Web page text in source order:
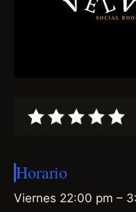
Horario
Viernes 22:00 pm –